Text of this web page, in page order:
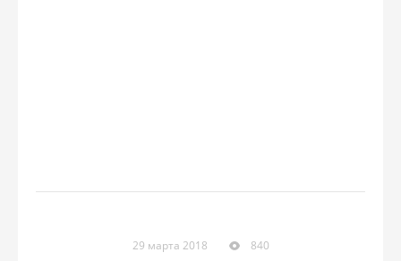
29 марта 2018 840